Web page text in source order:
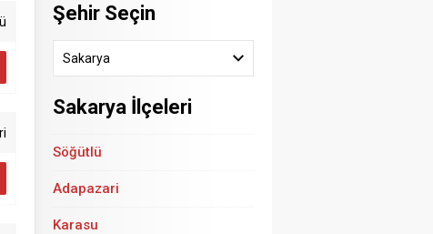
Şehir Seçin
Sakarya
Sakarya İlçeleri
Söğütlü
Adapazari
Karasu